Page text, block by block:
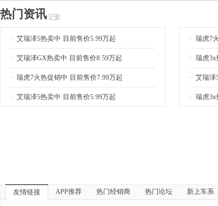
热门资讯
艾瑞泽5热卖中 目前售价5.99万起
艾瑞泽GX热卖中 目前售价8.59万起
瑞虎7火热促销中 目前售价7.99万起
艾瑞泽5热卖中 目前售价5.99万起
瑞虎7
瑞虎3x
艾瑞泽
瑞虎3x
友情链接 APP推荐 热门经销商 热门论坛 新上车系